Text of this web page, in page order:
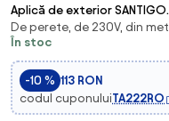
Aplică de exterior SANTIGO
1xE27/50W/230V IP54 negru
De perete, de 230V, din
În stoc
-10 % 113 RON
codul cuponuluiTA222RO